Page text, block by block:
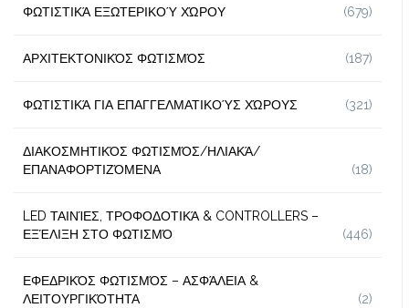
ΦΩΤΙΣΤΙΚΆ ΕΞΩΤΕΡΙΚΟΎ ΧΏΡΟΥ (679)
ΑΡΧΙΤΕΚΤΟΝΙΚΌΣ ΦΩΤΙΣΜΌΣ (187)
ΦΩΤΙΣΤΙΚΆ ΓΙΑ ΕΠΑΓΓΕΛΜΑΤΙΚΟΎΣ ΧΏΡΟΥΣ (321)
ΔΙΑΚΟΣΜΗΤΙΚΌΣ ΦΩΤΙΣΜΌΣ/ΗΛΙΑΚΆ/
ΕΠΑΝΑΦΟΡΤΙΖΌΜΕΝΑ
(18)
LED ΤΑΙΝΊΕΣ, ΤΡΟΦΟΔΟΤΙΚΆ & CONTROLLERS –
ΕΞΈΛΙΞΗ ΣΤΟ ΦΩΤΙΣΜΌ
(446)
ΕΦΕΔΡΙΚΌΣ ΦΩΤΙΣΜΌΣ – ΑΣΦΆΛΕΙΑ &
ΛΕΙΤΟΥΡΓΙΚΌΤΗΤΑ
(2)